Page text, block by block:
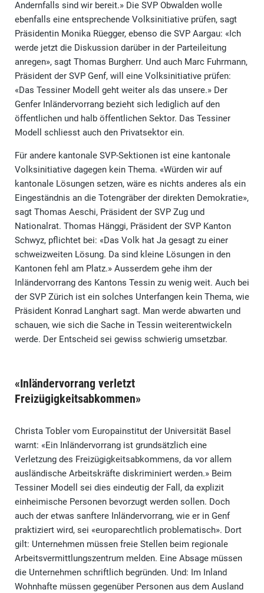
Andernfalls sind wir bereit.» Die SVP Obwalden wolle
ebenfalls eine entsprechende Volksinitiative prüfen, sagt
Präsidentin Monika Rüegger, ebenso die SVP Aargau: «Ich
werde jetzt die Diskussion darüber in der Parteileitung
anregen», sagt Thomas Burgherr. Und auch Marc Fuhrmann,
Präsident der SVP Genf, will eine Volksinitiative prüfen:
«Das Tessiner Modell geht weiter als das unsere.» Der
Genfer Inländervorrang bezieht sich lediglich auf den
öffentlichen und halb öffentlichen Sektor. Das Tessiner
Modell schliesst auch den Privatsektor ein.
Für andere kantonale SVP-Sektionen ist eine kantonale
Volksinitiative dagegen kein Thema. «Würden wir auf
kantonale Lösungen setzen, wäre es nichts anderes als ein
Eingeständnis an die Totengräber der direkten Demokratie»,
sagt Thomas Aeschi, Präsident der SVP Zug und
Nationalrat. Thomas Hänggi, Präsident der SVP Kanton
Schwyz, pflichtet bei: «Das Volk hat Ja gesagt zu einer
schweizweiten Lösung. Da sind kleine Lösungen in den
Kantonen fehl am Platz.» Ausserdem gehe ihm der
Inländervorrang des Kantons Tessin zu wenig weit. Auch bei
der SVP Zürich ist ein solches Unterfangen kein Thema, wie
Präsident Konrad Langhart sagt. Man werde abwarten und
schauen, wie sich die Sache in Tessin weiterentwickeln
werde. Der Entscheid sei gewiss schwierig umsetzbar.
«Inländervorrang verletzt
Freizügigkeitsabkommen»
Christa Tobler vom Europainstitut der Universität Basel
warnt: «Ein Inländervorrang ist grundsätzlich eine
Verletzung des Freizügigkeitsabkommens, da vor allem
ausländische Arbeitskräfte diskriminiert werden.» Beim
Tessiner Modell sei dies eindeutig der Fall, da explizit
einheimische Personen bevorzugt werden sollen. Doch
auch der etwas sanftere Inländervorrang, wie er in Genf
praktiziert wird, sei «europarechtlich problematisch». Dort
gilt: Unternehmen müssen freie Stellen beim regionale
Arbeitsvermittlungszentrum melden. Eine Absage müssen
die Unternehmen schriftlich begründen. Und: Im Inland
Wohnhafte müssen gegenüber Personen aus dem Ausland